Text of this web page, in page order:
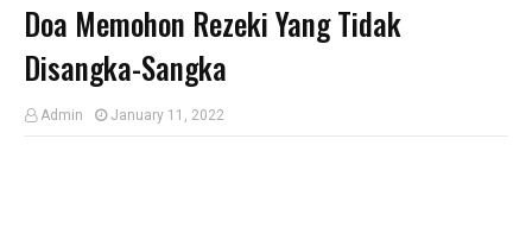
Doa Memohon Rezeki Yang Tidak
Disangka-Sangka
Admin January 11, 2022